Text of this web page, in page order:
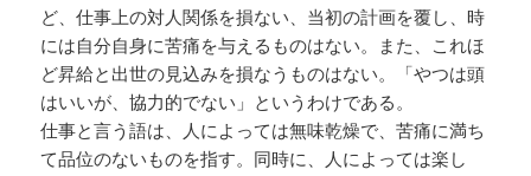
ど、仕事上の対人関係を損ない、当初の計画を覆し、時
には自分自身に苦痛を与えるものはない。また、これほ
ど昇給と出世の見込みを損なうものはない。「やつは頭
はいいが、協力的でない」というわけである。
仕事と言う語は、人によっては無味乾燥で、苦痛に満ち
て品位のないものを指す。同時に、人によっては楽し